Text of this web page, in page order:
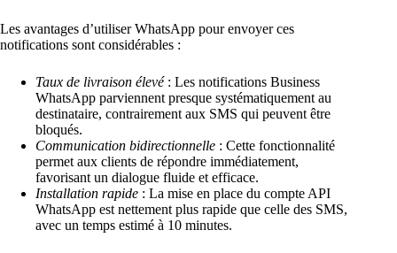
Les avantages d’utiliser WhatsApp pour envoyer ces
notifications sont considérables :
Taux de livraison élevé: Les notifications Business
WhatsApp parviennent presque systématiquement au
destinataire, contrairement aux SMS qui peuvent être
bloqués.
Communication bidirectionnelle : Cette fonctionnalité
permet aux clients de répondre immédiatement,
favorisant un dialogue fluide et efficace.
Installation rapide : La mise en place du compte API
WhatsApp est nettement plus rapide que celle des SMS,
avec un temps estimé à 10 minutes.